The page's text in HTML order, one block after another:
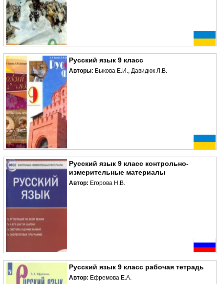
Русский язык 9 класс
Авторы: Быкова Е.И., Давидюк Л.В.
Русский язык 9 класс контрольно-
измерительные материалы
Автор: Егорова Н.В.
Русский язык 9 класс рабочая тетрадь
Автор: Ефремова Е.А.